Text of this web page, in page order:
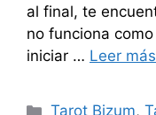
al final, te
no funciona
iniciar … Leer más
Categorías
Tarot Bizum,